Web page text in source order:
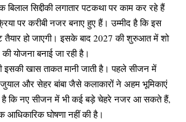
बिलाल सिद्दीकी लगातार पटकथा पर काम कर रहे हैं
पर करीबी नजर बनाए हुए हैं। उम्मीद है कि इस
हो जाएगी। इसके बाद 2027 की शुरुआत में शो
योजना बनाई जा रही है।
इसकी खास ताकत मानी जाती है। पहले सीजन में
जुयाल और सेहर बांबा जैसे कलाकारों ने अहम भूमिकाएं
है कि नए सीजन में भी कई बड़े चेहरे नजर आ सकते हैं,
आधिकारिक घोषणा नहीं की है।